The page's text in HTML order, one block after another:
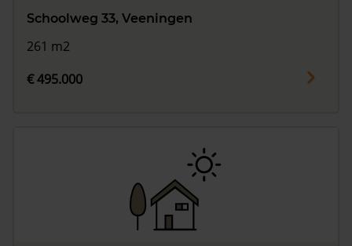
Schoolweg 33, Veeningen
261 m2
€ 495.000